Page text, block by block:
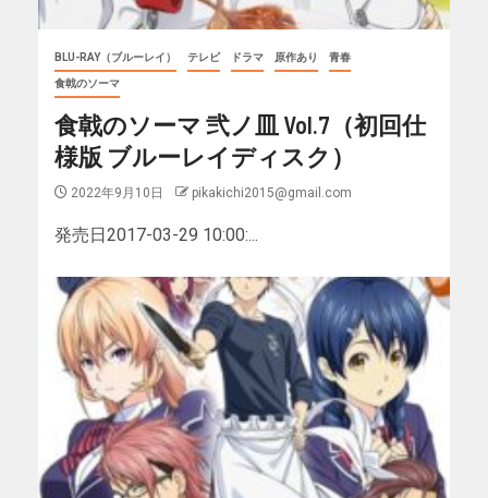
BLU-RAY（ブルーレイ） テレビ ドラマ 原作あり 青春
食戟のソーマ
食戟のソーマ 弐ノ皿 Vol.7（初回仕
様版 ブルーレイディスク）
2022年9月10日 pikakichi2015@gmail.com
発売日2017-03-29 10:00:...